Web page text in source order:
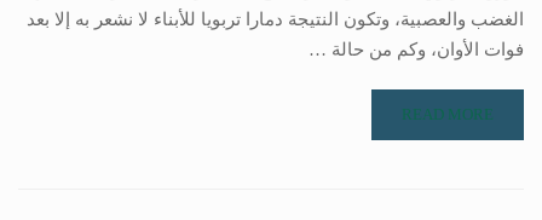
الغضب والعصبية، وتكون النتيجة دمارا تربويا للأبناء لا نشعر به إلا بعد
فوات الأوان، وكم من حالة …
READ MORE